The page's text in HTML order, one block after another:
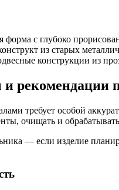
форма с глубоко
из старых
конструкции из
рекомендации
требует особой
очищать и
— если изделие